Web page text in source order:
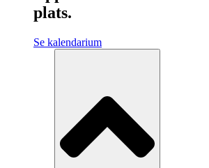
plats.
Se kalendarium